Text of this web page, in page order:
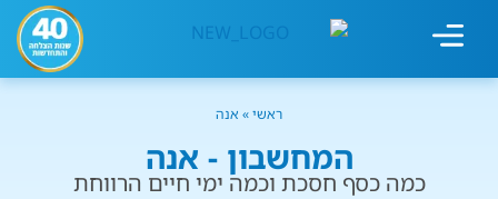
ראשי» אנה
המחשבון - אנה
כמה כסף חסכת וכמה ימי חיים הרווחת